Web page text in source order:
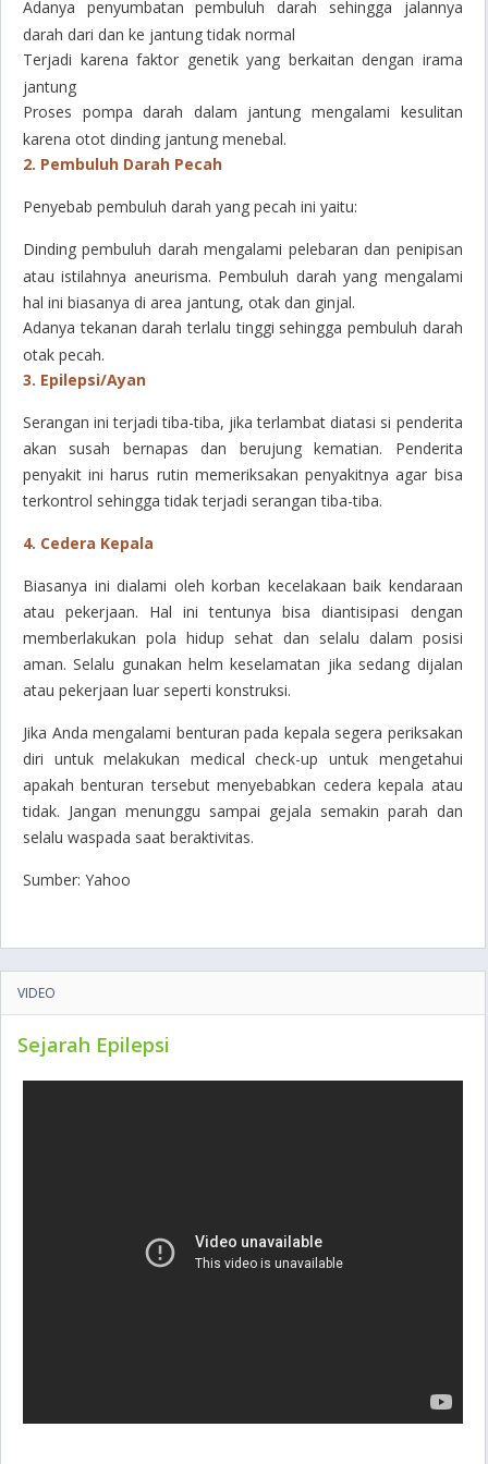
Adanya penyumbatan pembuluh darah sehingga jalannya
darah dari dan ke jantung tidak normal
Terjadi karena faktor genetik yang berkaitan dengan irama
jantung
Proses pompa darah dalam jantung mengalami kesulitan
karena otot dinding jantung menebal.
2. Pembuluh Darah Pecah
Penyebab pembuluh darah yang pecah ini yaitu:
Dinding pembuluh darah mengalami pelebaran dan penipisan
atau istilahnya aneurisma. Pembuluh darah yang mengalami
hal ini biasanya di area jantung, otak dan ginjal.
Adanya tekanan darah terlalu tinggi sehingga pembuluh darah
otak pecah.
3. Epilepsi/Ayan
Serangan ini terjadi tiba-tiba, jika terlambat diatasi si penderita
akan susah bernapas dan berujung kematian. Penderita
penyakit ini harus rutin memeriksakan penyakitnya agar bisa
terkontrol sehingga tidak terjadi serangan tiba-tiba.
4. Cedera Kepala
Biasanya ini dialami oleh korban kecelakaan baik kendaraan
atau pekerjaan. Hal ini tentunya bisa diantisipasi dengan
memberlakukan pola hidup sehat dan selalu dalam posisi
aman. Selalu gunakan helm keselamatan jika sedang dijalan
atau pekerjaan luar seperti konstruksi.
Jika Anda mengalami benturan pada kepala segera periksakan
diri untuk melakukan medical check-up untuk mengetahui
apakah benturan tersebut menyebabkan cedera kepala atau
tidak. Jangan menunggu sampai gejala semakin parah dan
selalu waspada saat beraktivitas.
Sumber: Yahoo
VIDEO
Sejarah Epilepsi